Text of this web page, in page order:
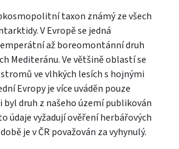
taxon známý ze všech
V Evropě se jedná
až boreomontánní druh
Mediteránu. Ve většině oblastí se
ve vlhkých lesích s hojnými
Evropy je více uváděn pouze
byl druh z našeho území publikován
údaje vyžadují ověření herbářových
je v ČR považován za vyhynulý.